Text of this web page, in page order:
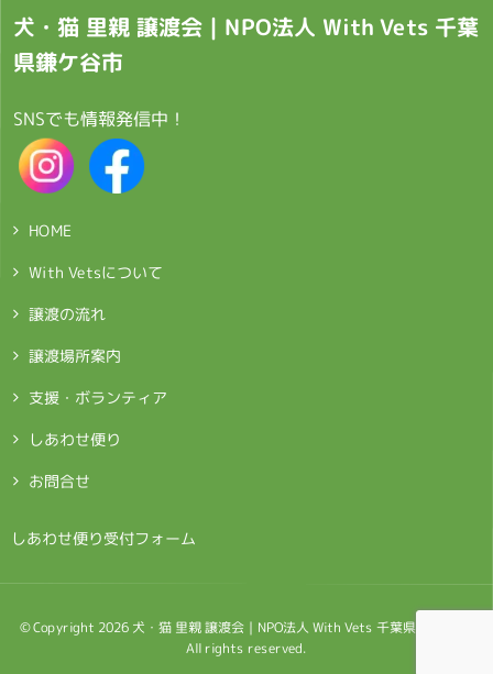
犬・猫 里親 譲渡会｜NPO法人 With Vets 千葉
県鎌ケ谷市
SNSでも情報発信中！
HOME
With Vetsについて
譲渡の流れ
譲渡場所案内
支援・ボランティア
しあわせ便り
お問合せ
しあわせ便り受付フォーム
© Copyright 2026 犬・猫 里親 譲渡会｜NPO法人 With Vets 千葉県鎌ケ谷市.
All rights reserved.